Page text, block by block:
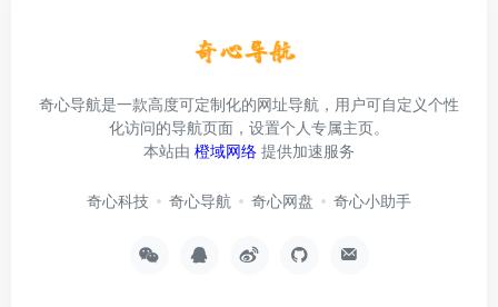
奇心导航是一款高度可定制化的网址导航，用户可自定义个性
化访问的导航页面，设置个人专属主页。
本站由 橙域网络 提供加速服务
奇心科技 奇心导航 奇心网盘 奇心小助手